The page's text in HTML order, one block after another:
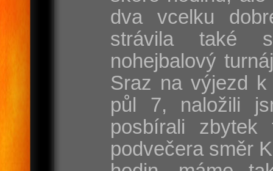
dva vcelku
strávila také
nohejbalový
Sraz na výjezd
půl 7, naložili
posbírali
podvečera směr